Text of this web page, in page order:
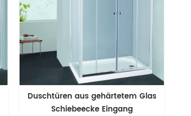
Duschtüren aus gehärtetem Glas
Schiebeecke Eingang